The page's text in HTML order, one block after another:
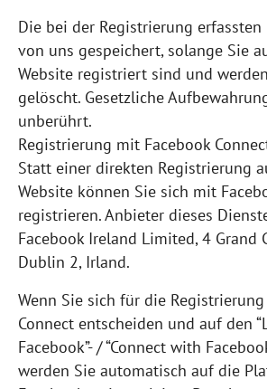
Die bei der Registrierung erfassten
von uns gespeichert, solange Sie
Website registriert sind und
gelöscht. Gesetzliche
unberührt.
Registrierung mit Facebook
Statt einer direkten Registrierung
Website können Sie sich mit
registrieren. Anbieter dieses
Facebook Ireland Limited, 4 Grand
Dublin 2, Irland.
Wenn Sie sich für die
Connect entscheiden und auf den
Facebook”- / “Connect with
werden Sie automatisch auf die